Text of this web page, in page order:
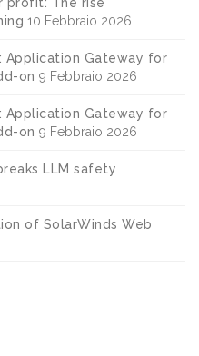
10 Febbraio 2026
Application Gateway for
on 9 Febbraio 2026
Application Gateway for
on 9 Febbraio 2026
LLM safety
of SolarWinds Web